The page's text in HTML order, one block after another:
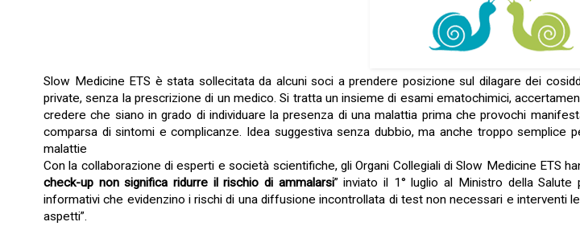
Slow Medicine ETS è stata sollecitata da alcuni soci a prendere posizione sul dilagare dei
private, senza la prescrizione di un medico. Si tratta un insieme di esami ematochimici,
credere che siano in grado di individuare la presenza di una malattia prima che provochi
comparsa di sintomi e complicanze. Idea suggestiva senza dubbio, ma anche troppo semplice
malattie
Con la collaborazione di esperti e società scientifiche, gli Organi Collegiali di Slow Medicine ETS
check-up non significa ridurre il rischio di ammalarsi” inviato il 1° luglio al Ministro della
informativi che evidenzino i rischi di una diffusione incontrollata di test non necessari e interventi
aspetti”.